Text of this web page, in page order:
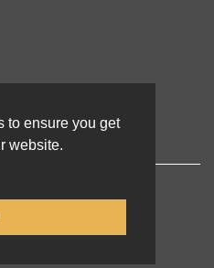
to ensure you get
website.
|Impressum